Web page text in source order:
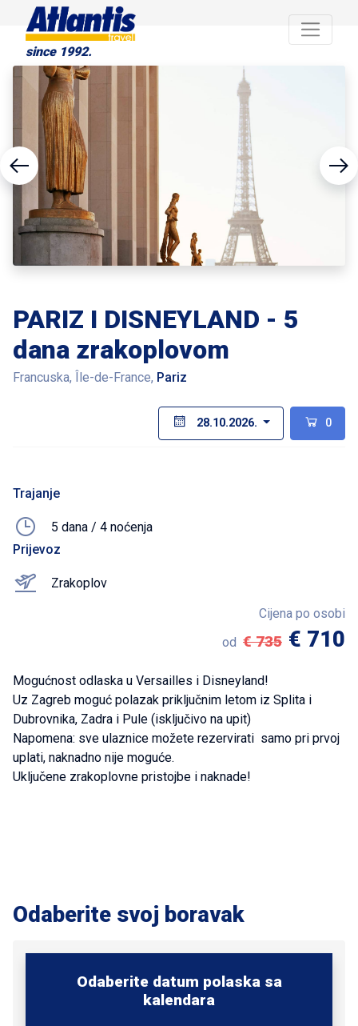
since 1992.
PARIZ I DISNEYLAND - 5
dana zrakoplovom
Francuska, Île-de-France, Pariz
28.10.2026. 0
Trajanje
5 dana / 4 noćenja
Prijevoz
Zrakoplov
Cijena po osobi
od € 735 € 710
Mogućnost odlaska u Versailles i Disneyland!
Uz Zagreb moguć polazak priključnim letom iz Splita i
Dubrovnika, Zadra i Pule (isključivo na upit)
Napomena: sve ulaznice možete rezervirati samo pri prvoj
uplati, naknadno nije moguće.
Uključene zrakoplovne pristojbe i naknade!
Odaberite svoj boravak
Odaberite datum polaska sa
kalendara